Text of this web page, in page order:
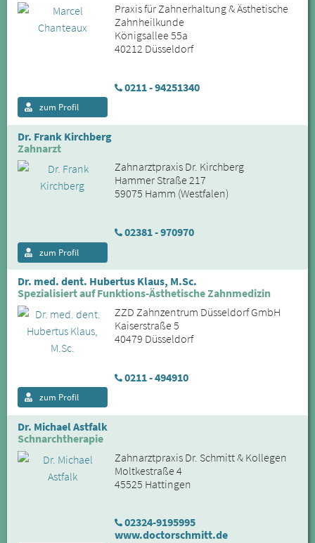
Praxis für Zahnerhaltung & Ästhetische
Zahnheilkunde
Königsallee 55a
40212 Düsseldorf
0211 - 94251340
zum Profil
Dr. Frank Kirchberg
Zahnarzt
Zahnarztpraxis Dr. Kirchberg
Hammer Straße 217
59075 Hamm (Westfalen)
02381 - 970970
zum Profil
Dr. med. dent. Hubertus Klaus, M.Sc.
Spezialisiert auf Funktions-Ästhetische Zahnmedizin
ZZD Zahnzentrum Düsseldorf GmbH
Kaiserstraße 5
40479 Düsseldorf
0211 - 494910
zum Profil
Dr. Michael Astfalk
Schnarchtherapie
Zahnarztpraxis Dr. Schmitt & Kollegen
Moltkestraße 4
45525 Hattingen
02324-9195995
www.doctorschmitt.de